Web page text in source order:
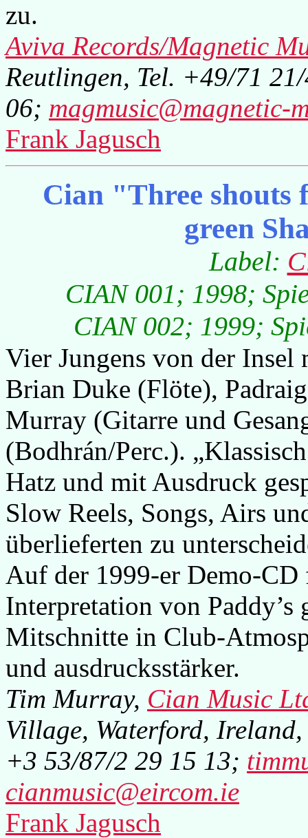
zu.
Aviva Records/Magnetic
Reutlingen, Tel. +49/71
06; magmusic@magnetic-
Frank Jagusch
Cian "Three shouts
green
Label:
CIAN 001; 1998;
CIAN 002; 1999;
Vier Jungens von der
Brian Duke (Flöte),
Murray (Gitarre und
(Bodhrán/Perc.).
Hatz und mit Ausdruck
Slow Reels, Songs, Airs
überlieferten zu
Auf der 1999-er Demo-CD
Interpretation von Paddy’s
Mitschnitte in Club-
und ausdrucksstärker.
Tim Murray, Cian Music
Village, Waterford,
+3 53/87/2 29 15 13;
cianmusic@eircom.ie
Frank Jagusch